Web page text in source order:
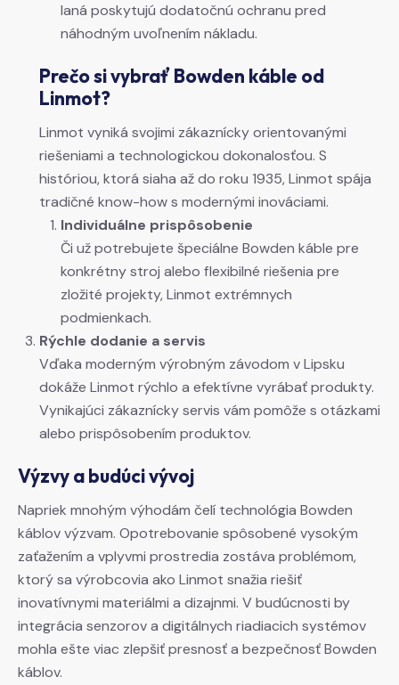
laná poskytujú dodatočnú ochranu pred
náhodným uvoľnením nákladu.
Prečo si vybrať Bowden káble od
Linmot?
Linmot vyniká svojimi zákaznícky orientovanými
riešeniami a technologickou dokonalosťou. S
históriou, ktorá siaha až do roku 1935, Linmot spája
tradičné know-how s modernými inováciami.
Individuálne prispôsobenie
Či už potrebujete špeciálne Bowden káble pre
konkrétny stroj alebo flexibilné riešenia pre
zložité projekty, Linmot extrémnych
podmienkach.
Rýchle dodanie a servis
Vďaka moderným výrobným závodom v Lipsku
dokáže Linmot rýchlo a efektívne vyrábať produkty.
Vynikajúci zákaznícky servis vám pomôže s otázkami
alebo prispôsobením produktov.
Výzvy a budúci vývoj
Napriek mnohým výhodám čelí technológia Bowden
káblov výzvam. Opotrebovanie spôsobené vysokým
zaťažením a vplyvmi prostredia zostáva problémom,
ktorý sa výrobcovia ako Linmot snažia riešiť
inovatívnymi materiálmi a dizajnmi. V budúcnosti by
integrácia senzorov a digitálnych riadiacich systémov
mohla ešte viac zlepšiť presnosť a bezpečnosť Bowden
káblov.